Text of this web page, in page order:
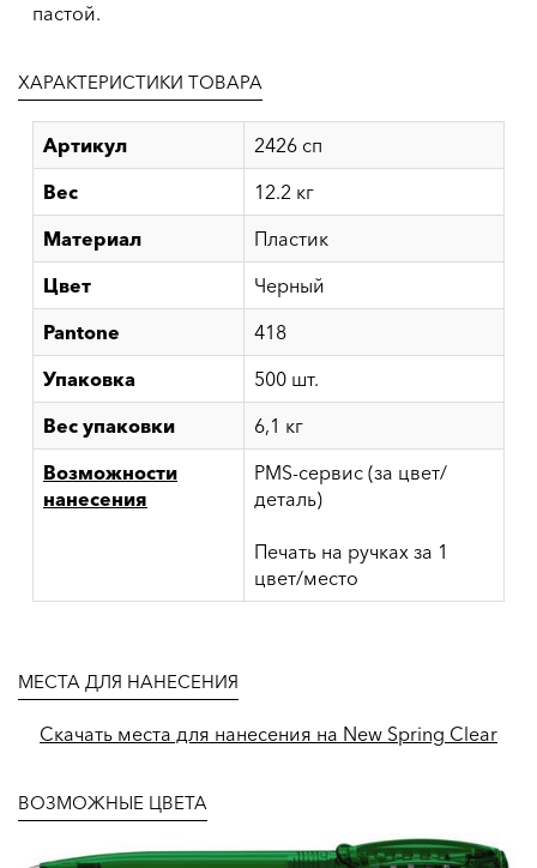
пастой.
ХАРАКТЕРИСТИКИ ТОВАРА
Артикул
2426 сп
Вес
12.2 кг
Материал
Пластик
Цвет
Черный
Pantone
418
Упаковка
500 шт.
Вес упаковки
6,1 кг
Возможности
нанесения
PMS-сервис (за цвет/
деталь)
Печать на ручках за 1
цвет/место
МЕСТА ДЛЯ НАНЕСЕНИЯ
Скачать места для нанесения на New Spring Clear
ВОЗМОЖНЫЕ ЦВЕТА